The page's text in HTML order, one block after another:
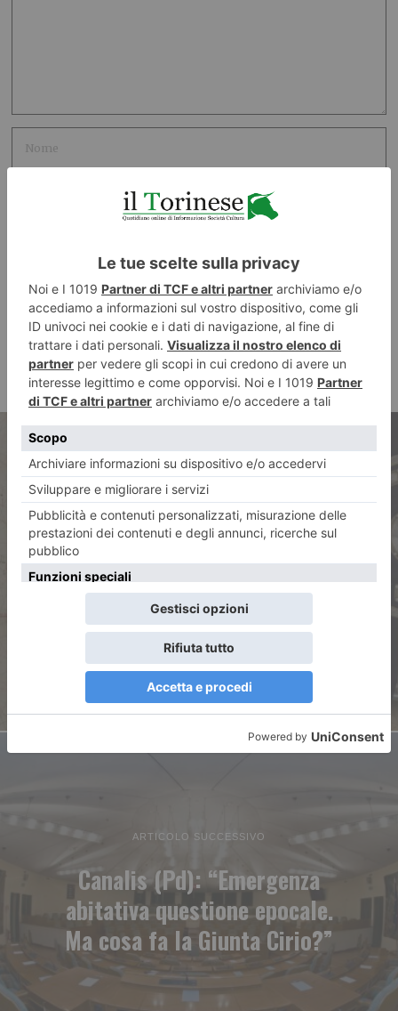
ARTICOLO PRECEDENTE
AFRICA. Le collezioni
dimenticate, successo di
visitatori
ARTICOLO SUCCESSIVO
Canalis (Pd): “Emergenza
abitativa questione epocale.
Ma cosa fa la Giunta Cirio?”